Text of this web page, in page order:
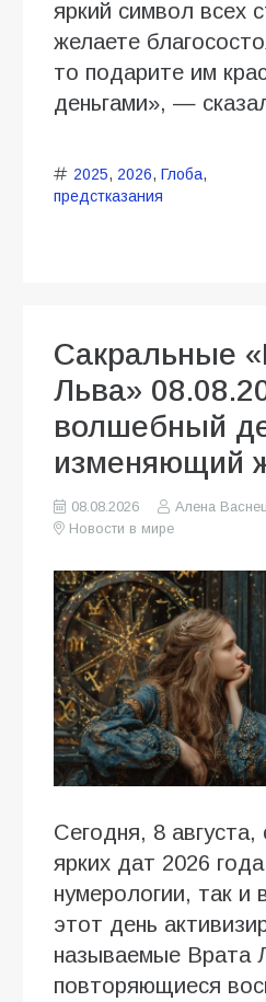
яркий символ всех
желаете
то подарите им
деньгами», —
2025, 2026, Глоба,
предстказания
Сакральные
Льва»
волшебный
изменяющий
08.08.2026
Алена
Новости в мире
Сегодня, 8
ярких дат 2026 года
нумерологии, так и
этот день
называемые Врата
повторяющиеся